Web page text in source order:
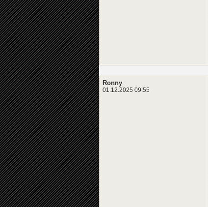
Ronny
01.12.2025 09:55